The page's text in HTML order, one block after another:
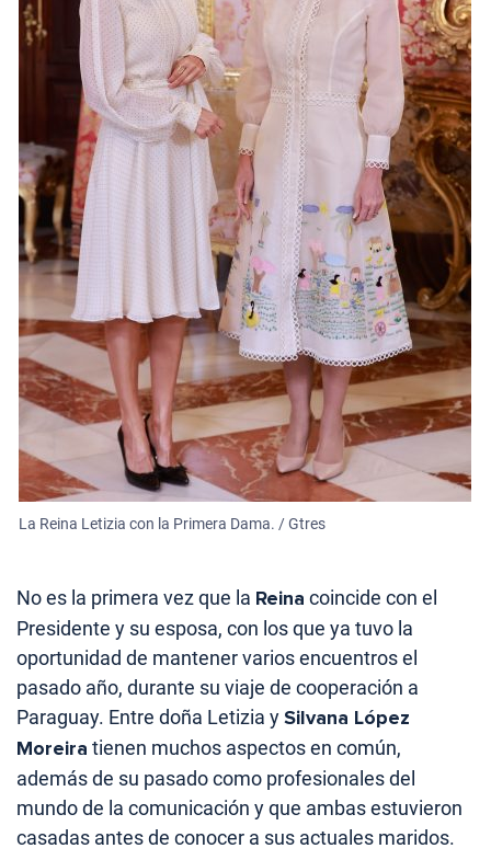
La Reina Letizia con la Primera Dama. / Gtres
No es la primera vez que la Reina coincide con el
Presidente y su esposa, con los que ya tuvo la
oportunidad de mantener varios encuentros el
pasado año, durante su viaje de cooperación a
Paraguay. Entre doña Letizia ySilvana López
Moreira tienen muchos aspectos en común,
además de su pasado como profesionales del
mundo de la comunicación y que ambas estuvieron
casadas antes de conocer a sus actuales maridos.